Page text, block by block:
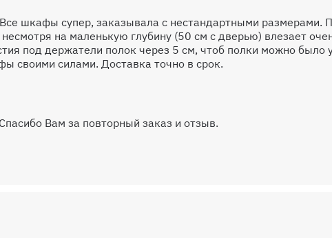
шкафы супер, заказывала с нестандартными размерами.
на маленькую глубину (50 см с дверью) влезает
под держатели полок через 5 см, чтоб полки можно было
своими силами. Доставка точно в срок.
Вам за повторный заказ и отзыв.